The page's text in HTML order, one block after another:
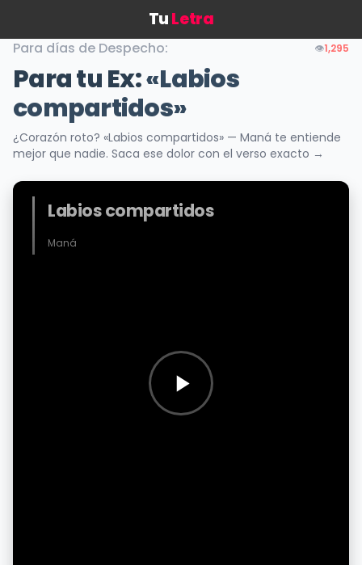
TuLetra
Para días de Despecho: 👁️1,295
Para tu Ex:«Labios
compartidos»
¿Corazón roto? «Labios compartidos» — Maná te entiende
mejor que nadie. Saca ese dolor con el verso exacto →
Labios compartidos
Maná